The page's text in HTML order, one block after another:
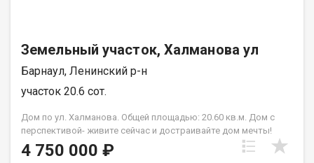
Земельный участок, Халманова ул
Барнаул, Ленинский р-н
участок 20.6 сот.
Дом по ул. Халманова. Общей площадью: 20.60 кв.м. Дом с
перспективой- живите сейчас и достраивайте дом мечты!
Продается участок 4.64 сотки с уникальным сочетанием-
готовый уютный домик для жизни и просторный
4 750 000 ₽